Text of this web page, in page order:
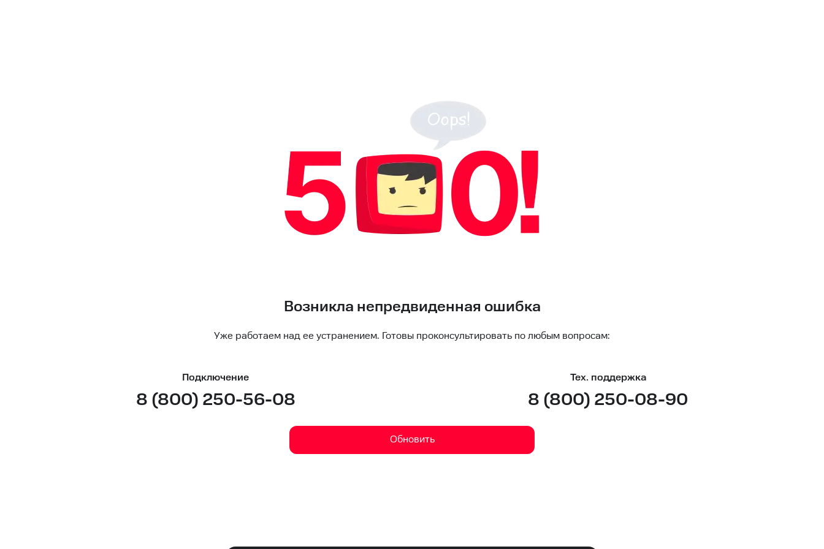
Возникла непредвиденная ошибка
Уже работаем над ее устранением. Готовы проконсультировать по любым вопросам:
Подключение
8 (800) 250-56-08
Тех. поддержка
8 (800) 250-08-90
Обновить